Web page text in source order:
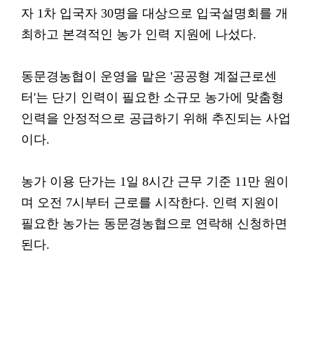
자 1차 입국자 30명을 대상으로 입국설명회를 개
최하고 본격적인 농가 인력 지원에 나섰다.
동문경농협이 운영을 맡은 '공공형 계절근로센
터'는 단기 인력이 필요한 소규모 농가에 맞춤형
인력을 안정적으로 공급하기 위해 추진되는 사업
이다.
농가 이용 단가는 1일 8시간 근무 기준 11만 원이
며 오전 7시부터 근로를 시작한다. 인력 지원이
필요한 농가는 동문경농협으로 연락해 신청하면
된다.